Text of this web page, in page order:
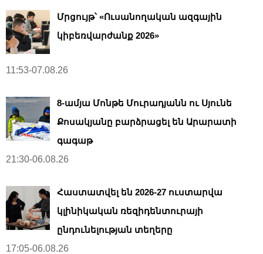
Մրցույթ՝ «Ուսանողական ազգային
կիբեռվարժանք 2026»
11:53-07.08.26
8-ամյա Մոնթե Մուրադյանն ու Սյունե
Քոսակյանը բարձրացել են Արարատի
գագաթ
21:30-06.08.26
Հաստատվել են 2026-27 ուստարվա
կլինիկական ռեզիդենտուրայի
ընդունելության տեղերը
17:05-06.08.26